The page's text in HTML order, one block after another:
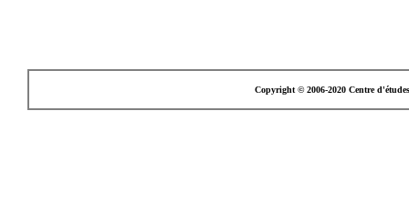
Copyright © 2006-2020 Centre